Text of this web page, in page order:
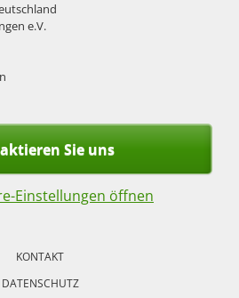
e.V.
Sie uns
Einstellungen öffnen
KONTAKT
DATENSCHUTZ